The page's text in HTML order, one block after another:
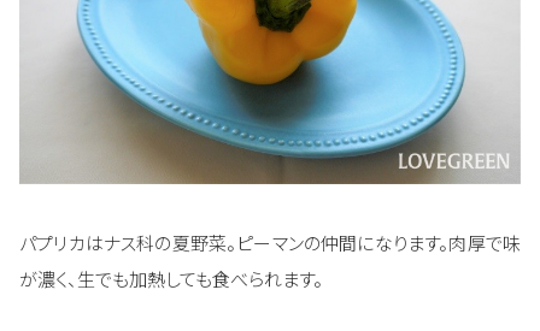
パプリカはナス科の夏野菜。ピーマンの仲間になります。肉厚で味
が濃く、生でも加熱しても食べられます。